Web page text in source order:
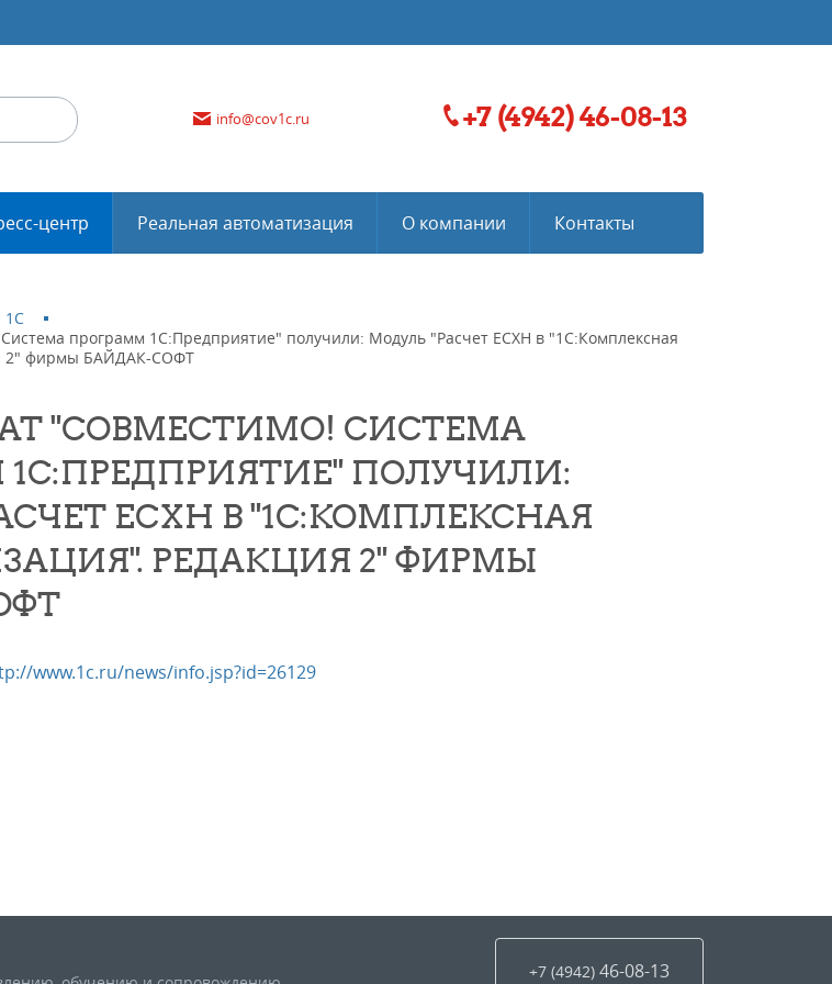
info@cov1c.ru +7 (4942) 46-08-13
центр Реальная автоматизация О компании Контакты
1С
программ 1С:Предприятие" получили: Модуль "Расчет ЕСХН в "1С:Комплексная
2" фирмы БАЙДАК-СОФТ
"СОВМЕСТИМО! СИСТЕМА
ПОЛУЧИЛИ:
ЕСХН В "1С:КОМПЛЕКСНАЯ
РЕДАКЦИЯ 2" ФИРМЫ
www.1c.ru/news/info.jsp?id=26129
+7 (4942) 46-08-13